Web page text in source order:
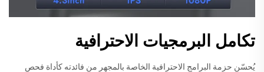
تكامل البرمجيات الاحترافية
يُحسّن حزمة البرامج الاحترافية الخاصة بالمجهر من فائدته كأداة فحص